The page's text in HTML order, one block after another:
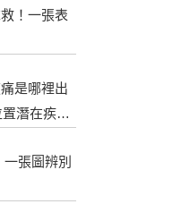
！一張表
是哪裡出
潛在疾病
張圖辨別